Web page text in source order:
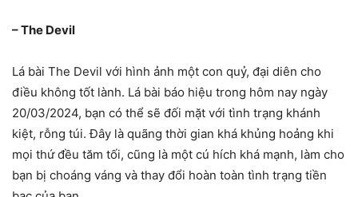
– The Devil
Lá bài The Devil với hình ảnh một con quỷ, đại diên cho
điều không tốt lành. Lá bài báo hiệu trong hôm nay ngày
20/03/2024, bạn có thể sẽ đối mặt với tình trạng khánh
kiệt, rỗng túi. Đây là quãng thời gian khá khủng hoảng khi
mọi thứ đều tăm tối, cũng là một cú hích khá mạnh, làm cho
bạn bị choáng váng và thay đổi hoàn toàn tình trạng tiền